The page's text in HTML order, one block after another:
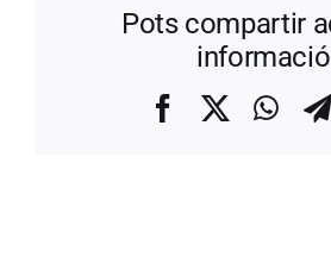
Pots compartir
Facebook